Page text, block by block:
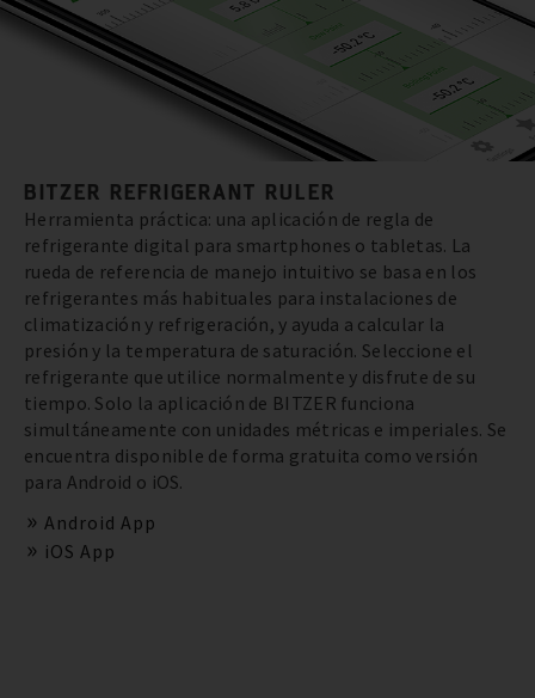
BITZER REFRIGERANT RULER
Herramienta práctica: una aplicación de regla de
refrigerante digital para smartphones o tabletas. La
rueda de referencia de manejo intuitivo se basa en los
refrigerantes más habituales para instalaciones de
climatización y refrigeración, y ayuda a calcular la
presión y la temperatura de saturación. Seleccione el
refrigerante que utilice normalmente y disfrute de su
tiempo. Solo la aplicación de BITZER funciona
simultáneamente con unidades métricas e imperiales. Se
encuentra disponible de forma gratuita como versión
para Android o iOS.
Android App
iOS App